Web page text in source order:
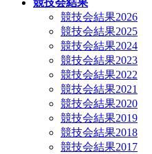
競技会結果
競技会結果2026
競技会結果2025
競技会結果2024
競技会結果2023
競技会結果2022
競技会結果2021
競技会結果2020
競技会結果2019
競技会結果2018
競技会結果2017